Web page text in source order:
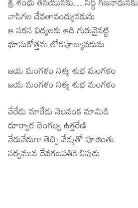
వాసిగల దేవతావంద్యునకును
ఆ సరస విద్యలకు ఆది గురువైనట్టి
భూసురోత్తమ లోకపూజ్యునకును
జయ మంగళం నిత్య శుభ మంగళం
జయ మంగళం నిత్య శుభ మంగళం
నేరేడు మారేడు నెలవంక మామిడి
దూర్వార చెంగల్వ ఉత్తరేణి
వేరువేరుగా తెచ్చి వేడ్కతో పూజింతు
సర్వమున దేవగణపతికి నిపుడు